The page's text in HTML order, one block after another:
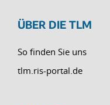
ÜBER DIE TLM
So finden Sie uns
tlm.ris-portal.de